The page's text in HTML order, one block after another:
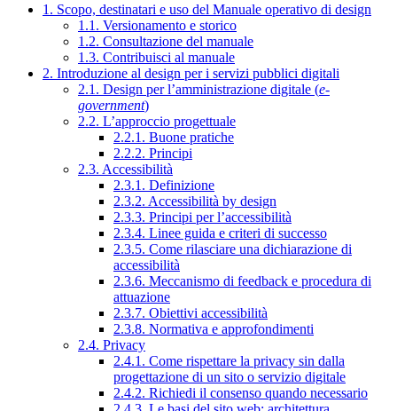
1. Scopo, destinatari e uso del Manuale operativo di design
1.1. Versionamento e storico
1.2. Consultazione del manuale
1.3. Contribuisci al manuale
2. Introduzione al design per i servizi pubblici digitali
2.1. Design per l’amministrazione digitale (e-
government)
2.2. L’approccio progettuale
2.2.1. Buone pratiche
2.2.2. Principi
2.3. Accessibilità
2.3.1. Definizione
2.3.2. Accessibilità by design
2.3.3. Principi per l’accessibilità
2.3.4. Linee guida e criteri di successo
2.3.5. Come rilasciare una dichiarazione di
accessibilità
2.3.6. Meccanismo di feedback e procedura di
attuazione
2.3.7. Obiettivi accessibilità
2.3.8. Normativa e approfondimenti
2.4. Privacy
2.4.1. Come rispettare la privacy sin dalla
progettazione di un sito o servizio digitale
2.4.2. Richiedi il consenso quando necessario